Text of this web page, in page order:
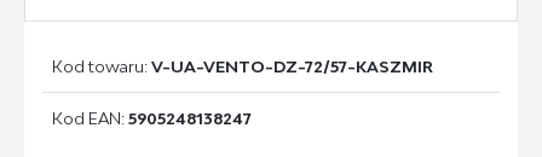
Kod towaru:V-UA-VENTO-DZ-72/57-KASZMIR
Kod EAN:5905248138247